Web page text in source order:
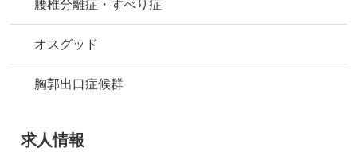
腰椎分離症・すべり症
オスグッド
胸郭出口症候群
求人情報